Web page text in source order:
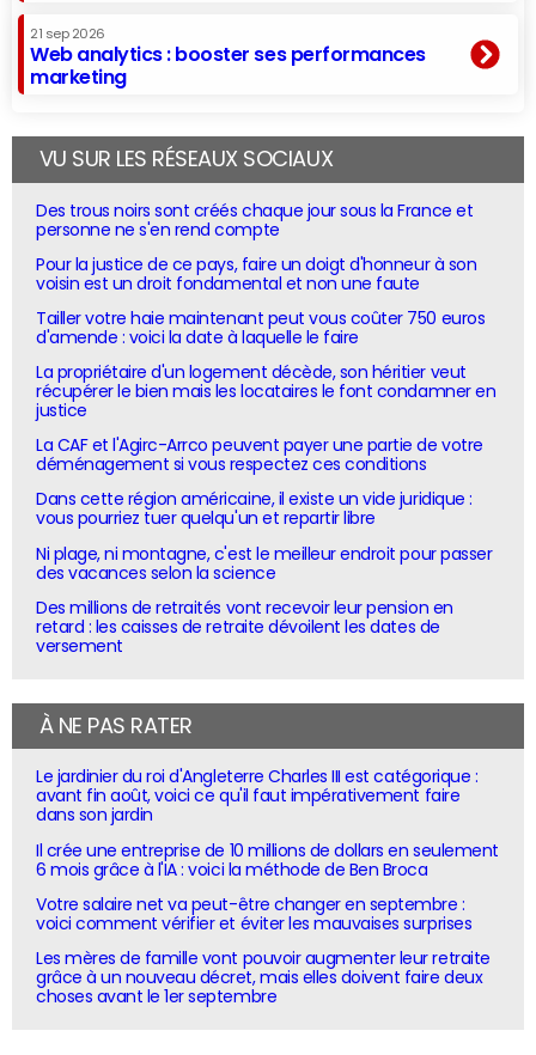
21 sep 2026
Web analytics : booster ses performances
marketing
VU SUR LES RÉSEAUX SOCIAUX
Des trous noirs sont créés chaque jour sous la France et
personne ne s'en rend compte
Pour la justice de ce pays, faire un doigt d'honneur à son
voisin est un droit fondamental et non une faute
Tailler votre haie maintenant peut vous coûter 750 euros
d'amende : voici la date à laquelle le faire
La propriétaire d'un logement décède, son héritier veut
récupérer le bien mais les locataires le font condamner en
justice
La CAF et l'Agirc-Arrco peuvent payer une partie de votre
déménagement si vous respectez ces conditions
Dans cette région américaine, il existe un vide juridique :
vous pourriez tuer quelqu'un et repartir libre
Ni plage, ni montagne, c'est le meilleur endroit pour passer
des vacances selon la science
Des millions de retraités vont recevoir leur pension en
retard : les caisses de retraite dévoilent les dates de
versement
À NE PAS RATER
Le jardinier du roi d'Angleterre Charles III est catégorique :
avant fin août, voici ce qu'il faut impérativement faire
dans son jardin
Il crée une entreprise de 10 millions de dollars en seulement
6 mois grâce à l'IA : voici la méthode de Ben Broca
Votre salaire net va peut-être changer en septembre :
voici comment vérifier et éviter les mauvaises surprises
Les mères de famille vont pouvoir augmenter leur retraite
grâce à un nouveau décret, mais elles doivent faire deux
choses avant le 1er septembre